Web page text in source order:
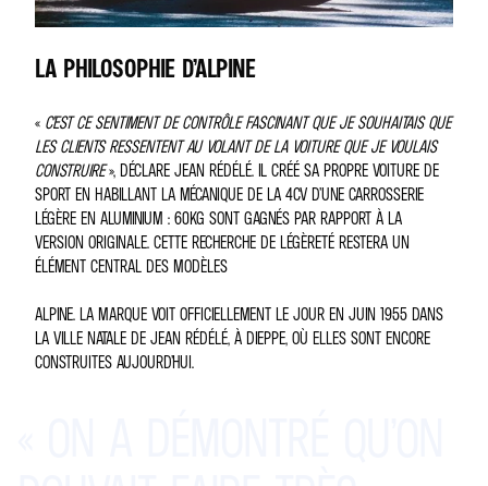
LA PHILOSOPHIE D’ALPINE
« C’EST CE SENTIMENT DE CONTRÔLE FASCINANT QUE JE SOUHAITAIS QUE
LES CLIENTS RESSENTENT AU VOLANT DE LA VOITURE QUE JE VOULAIS
CONSTRUIRE», DÉCLARE JEAN RÉDÉLÉ. IL CRÉÉ SA PROPRE VOITURE DE
SPORT EN HABILLANT LA MÉCANIQUE DE LA 4CV D’UNE CARROSSERIE
LÉGÈRE EN ALUMINIUM : 60KG SONT GAGNÉS PAR RAPPORT À LA
VERSION ORIGINALE. CETTE RECHERCHE DE LÉGÈRETÉ RESTERA UN
ÉLÉMENT CENTRAL DES MODÈLES
ALPINE. LA MARQUE VOIT OFFICIELLEMENT LE JOUR EN JUIN 1955 DANS
LA VILLE NATALE DE JEAN RÉDÉLÉ, À DIEPPE, OÙ ELLES SONT ENCORE
CONSTRUITES AUJOURD’HUI.